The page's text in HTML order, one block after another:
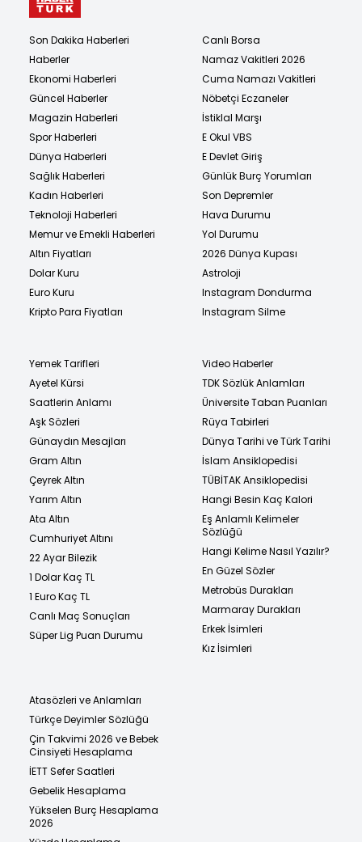
Son Dakika Haberleri
Haberler
Ekonomi Haberleri
Güncel Haberler
Magazin Haberleri
Spor Haberleri
Dünya Haberleri
Sağlık Haberleri
Kadın Haberleri
Teknoloji Haberleri
Memur ve Emekli Haberleri
Altın Fiyatları
Dolar Kuru
Euro Kuru
Kripto Para Fiyatları
Canlı Borsa
Namaz Vakitleri 2026
Cuma Namazı Vakitleri
Nöbetçi Eczaneler
İstiklal Marşı
E Okul VBS
E Devlet Giriş
Günlük Burç Yorumları
Son Depremler
Hava Durumu
Yol Durumu
2026 Dünya Kupası
Astroloji
Instagram Dondurma
Instagram Silme
Yemek Tarifleri
Ayetel Kürsi
Saatlerin Anlamı
Aşk Sözleri
Günaydın Mesajları
Gram Altın
Çeyrek Altın
Yarım Altın
Ata Altın
Cumhuriyet Altını
22 Ayar Bilezik
1 Dolar Kaç TL
1 Euro Kaç TL
Canlı Maç Sonuçları
Süper Lig Puan Durumu
Video Haberler
TDK Sözlük Anlamları
Üniversite Taban Puanları
Rüya Tabirleri
Dünya Tarihi ve Türk Tarihi
İslam Ansiklopedisi
TÜBİTAK Ansiklopedisi
Hangi Besin Kaç Kalori
Eş Anlamlı Kelimeler
Sözlüğü
Hangi Kelime Nasıl Yazılır?
En Güzel Sözler
Metrobüs Durakları
Marmaray Durakları
Erkek İsimleri
Kız İsimleri
Atasözleri ve Anlamları
Türkçe Deyimler Sözlüğü
Çin Takvimi 2026 ve Bebek
Cinsiyeti Hesaplama
İETT Sefer Saatleri
Gebelik Hesaplama
Yükselen Burç Hesaplama
2026